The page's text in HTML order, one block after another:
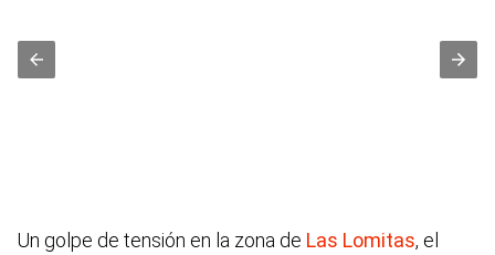
Un golpe de tensión en la zona de Las Lomitas, el